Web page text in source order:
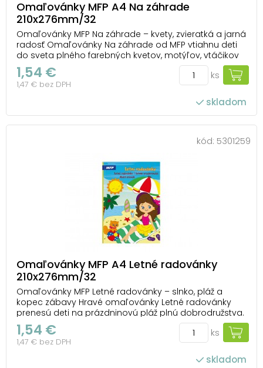
Omaľovánky MFP A4 Na záhrade
210x276mm/32
Omaľovánky MFP Na záhrade – kvety, zvieratká a jarná
radosť Omaľovánky Na záhrade od MFP vtiahnu deti
do sveta plného farebných kvetov, motýľov, vtáčikov
a veselých zvieratiek. Na stránkach objavia známe
záhradné motívy, ktoré si môžu vyfarbiť tak, ako si
sami predstavujú – od rozkvitnutých zá...
1,54 €
1,47 € bez DPH
ks
skladom
kód: 5301259
Omaľovánky MFP A4 Letné radovánky
210x276mm/32
Omaľovánky MFP Letné radovánky – slnko, pláž a
kopec zábavy Hravé omaľovánky Letné radovánky
prenesú deti na prázdninovú pláž plnú dobrodružstva.
Vo vnútri nájdu obrázky s kúpaním, hrami pri mori aj
veselé letné motívy, ktoré si môžu vyfarbiť podľa
vlastnej fantázie. Vyfarbovanie podporuje ...
1,54 €
1,47 € bez DPH
ks
skladom